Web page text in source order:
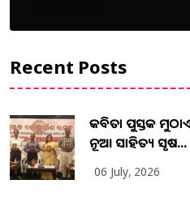
Recent Posts
କବିତା ପୁସ୍ତକ
ନୂଆ ସାହିତ୍ୟ ସୃଷ...
06 July, 2026